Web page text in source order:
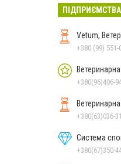
Vetum,
Ветеринарна
+380(96)406-
+380(63)036-
Система
+380(67)350-